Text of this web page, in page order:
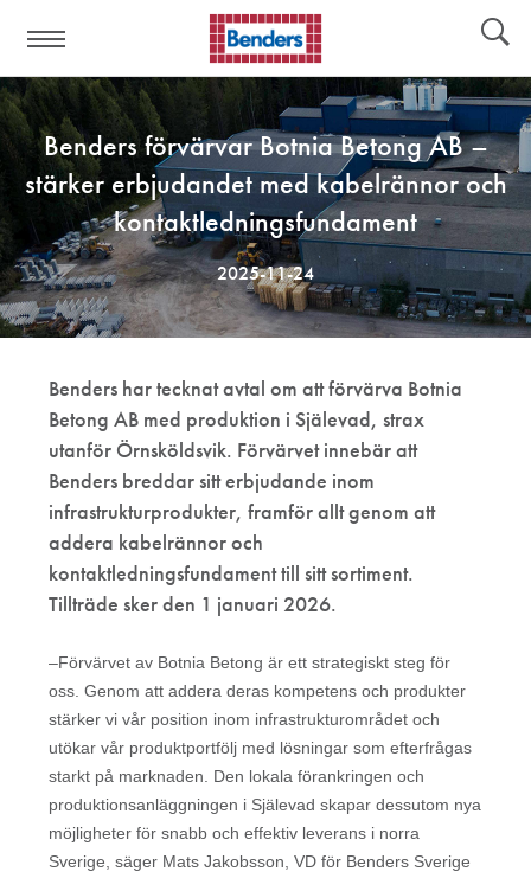
Benders förvärvar Botnia Betong AB –
stärker erbjudandet med kabelrännor och
kontaktledningsfundament
2025-11-24
Benders har tecknat avtal om att förvärva Botnia
Betong AB med produktion i Själevad, strax
utanför Örnsköldsvik. Förvärvet innebär att
Benders breddar sitt erbjudande inom
infrastrukturprodukter, framför allt genom att
addera kabelrännor och
kontaktledningsfundament till sitt sortiment.
Tillträde sker den 1 januari 2026.
–Förvärvet av Botnia Betong är ett strategiskt steg för
oss. Genom att addera deras kompetens och produkter
stärker vi vår position inom infrastrukturområdet och
utökar vår produktportfölj med lösningar som efterfrågas
starkt på marknaden. Den lokala förankringen och
produktionsanläggningen i Själevad skapar dessutom nya
möjligheter för snabb och effektiv leverans i norra
Sverige, säger Mats Jakobsson, VD för Benders Sverige